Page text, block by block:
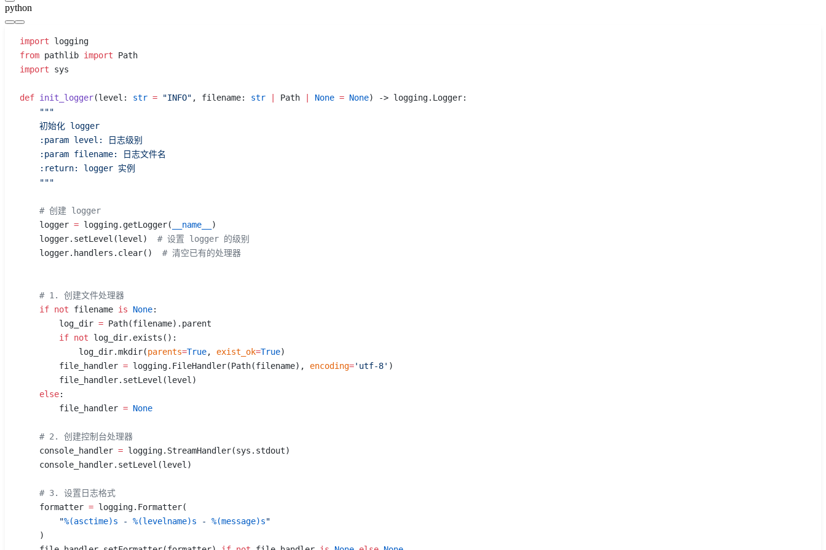
python
import logging
from pathlib import Path
import sys
def init_logger(level: str = "INFO" , filename: str Path None = None) -> logging.Logger:
    """
    初始化 logger
    :param level: 日志级别
    :param filename: 日志文件名
    :return: logger 实例
    """
    # 创建 logger
    logger
= logging.getLogger( __name__
)
    logger.setLevel(level)
# 设置 logger 的级别
    logger.handlers.clear()
# 清空已有的处理器
    # 1. 创建文件处理器
    if
not filename is None:
        log_dir
= Path(filename).parent
        if
not log_dir.exists():
            log_dir.mkdir(
parents=True, exist_ok=True)
        file_handler
= logging.FileHandler(Path(filename), encoding='utf-8' )
        file_handler.setLevel(level)
    else
:
        file_handler
= None
    # 2. 创建控制台处理器
    console_handler
= logging.StreamHandler(sys.stdout)
    console_handler.setLevel(level)
    # 3. 设置日志格式
    formatter
= logging.Formatter(
        "
%(asctime)s - %(levelname)s - %(message)s"
    )